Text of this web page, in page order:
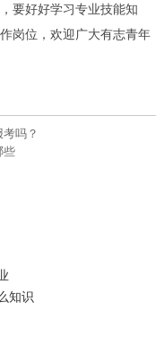
要好好学习专业技能知
岗位，欢迎广大有志青年
吗？
些
知识